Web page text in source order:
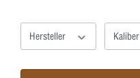
Hersteller Kaliber